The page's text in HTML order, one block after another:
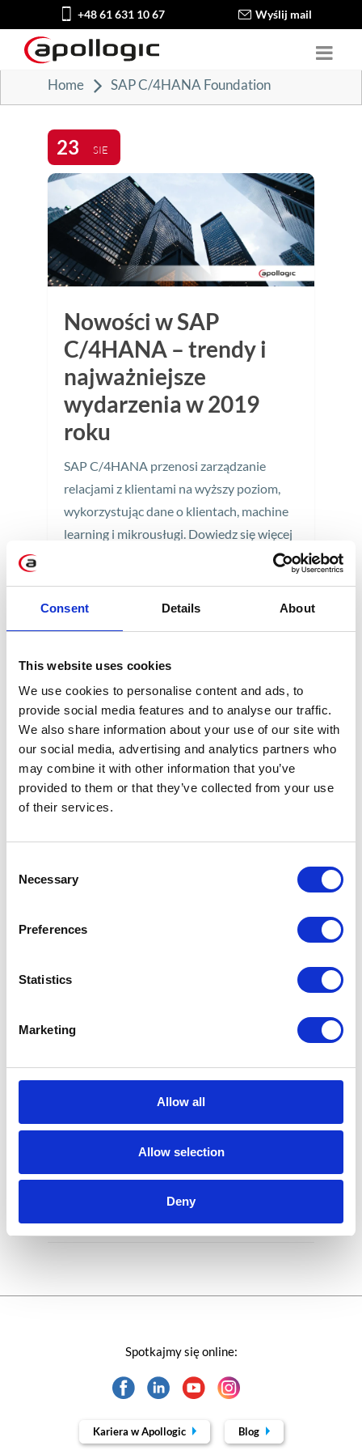
Consent Details About
This website uses cookies
We use cookies to personalise content and ads, to
provide social media features and to analyse our traffic.
We also share information about your use of our site with
our social media, advertising and analytics partners who
may combine it with other information that you’ve
provided to them or that they’ve collected from your use
of their services.
Selection
Necessary
Preferences
Statistics
Marketing
Allow all
Allow selection
Deny
+48 61 631 10 67 Wyślij mail
Home SAP C/4HANA Foundation
23 SIE
Nowości w SAP
C/4HANA – trendy i
najważniejsze
wydarzenia w 2019
roku
SAP C/4HANA przenosi zarządzanie
relacjami z klientami na wyższy poziom,
wykorzystując dane o klientach, machine
learning i mikrousługi. Dowiedz się więcej
o niedawno ogłoszonych produktach i
4 min
Inicjatywy pracowników
Low-code&no-code
Porady karierowe
Rozwiązania Microsoft
Trendy w SAP-ie
Webinar
Spotkajmy się online:
Kariera w Apollogic Blog